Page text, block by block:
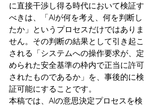
に直接干渉し得る時代において検証す
べきは、「AIが何を考え、何を判断し
たか」というプロセスだけではありま
せん。その判断の結果として引き起こ
される「システムへの操作要求が、定
められた安全基準の枠内で正当に許可
されたものであるか」を、事後的に検
証可能にすることです。
本稿では、AIの意思決定プロセスを検